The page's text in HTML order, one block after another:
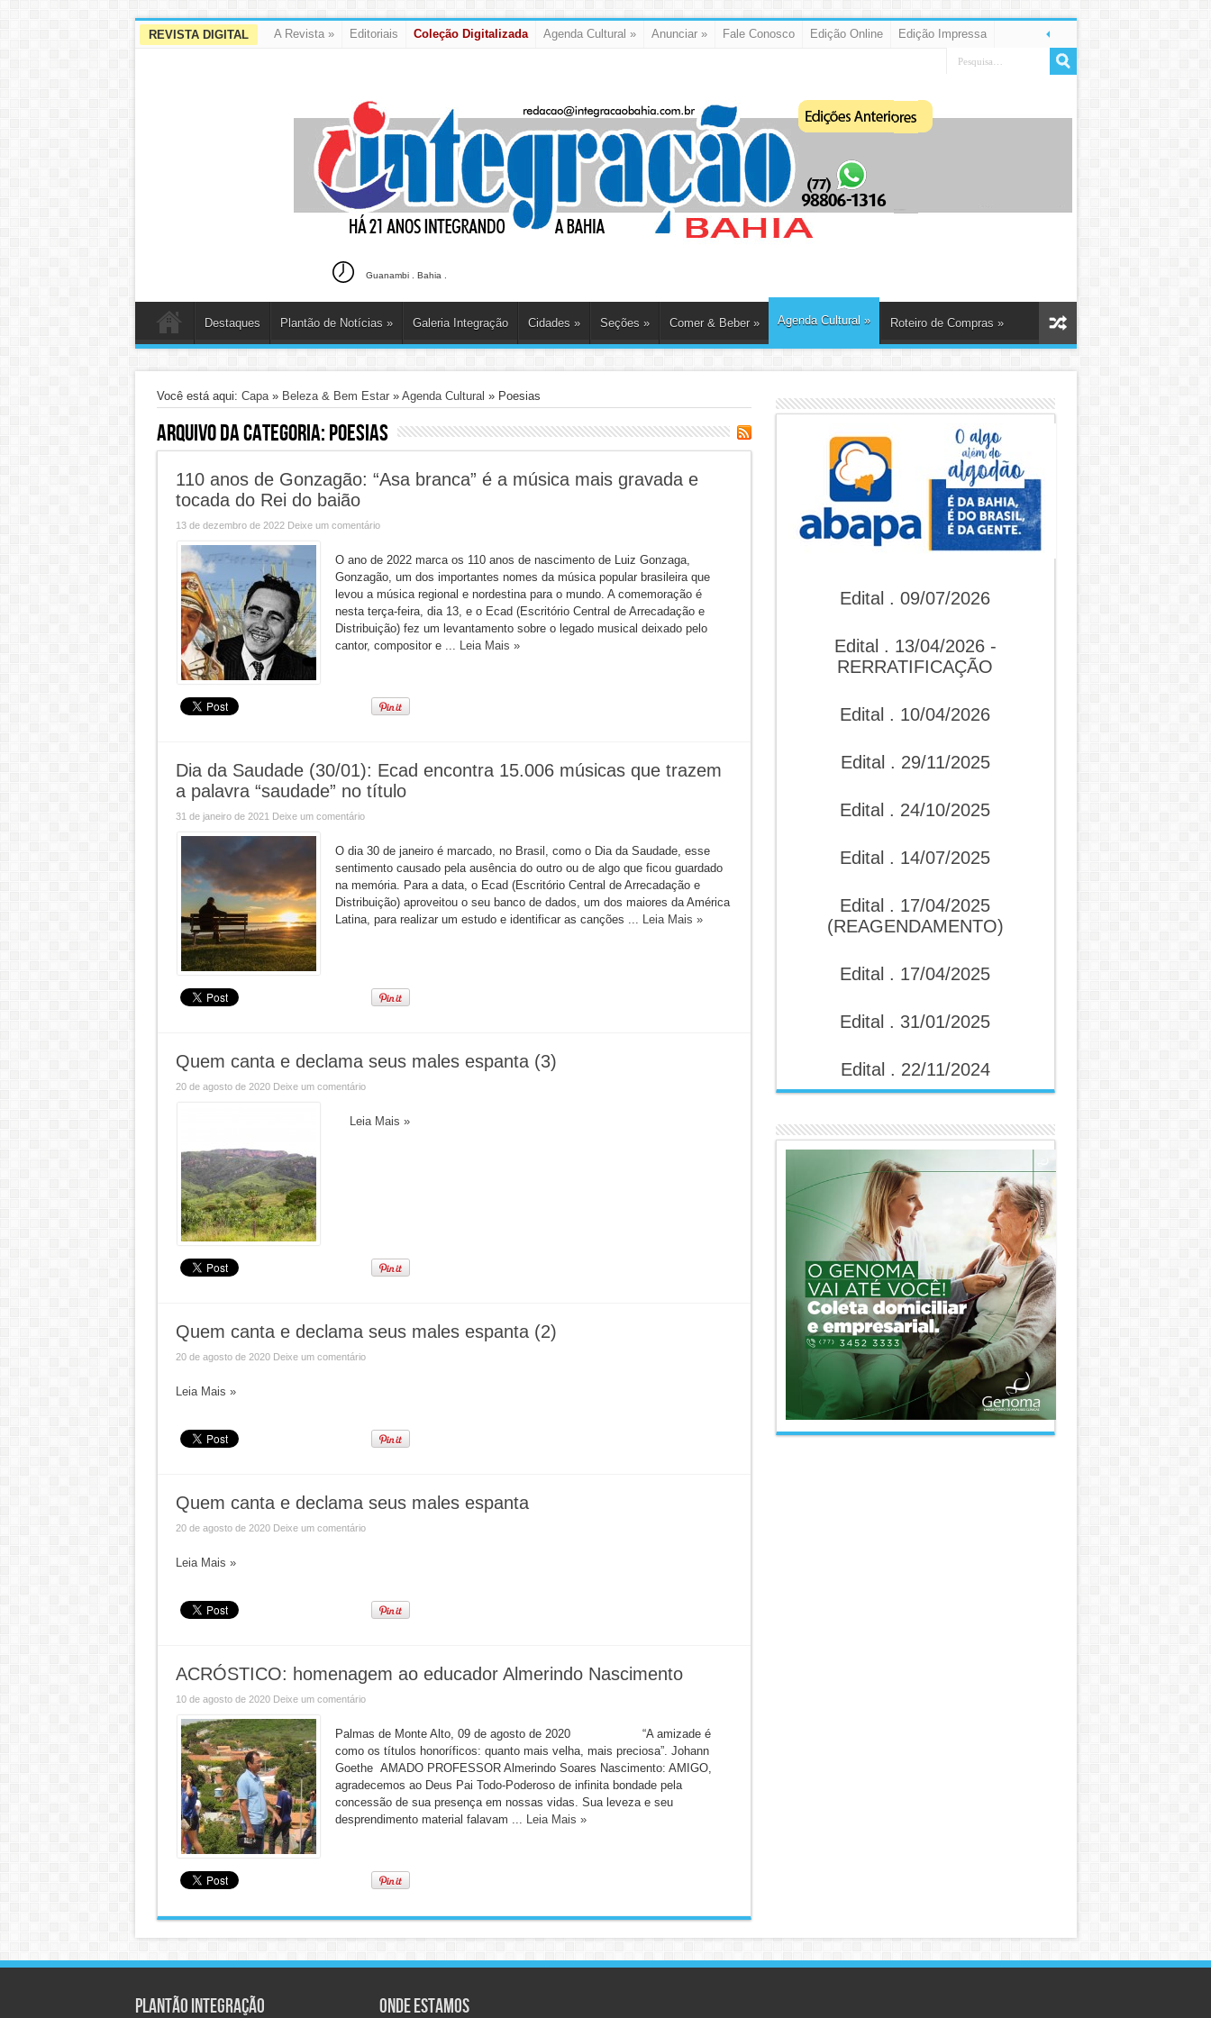
REVISTA DIGITAL A Revista » Editoriais Coleção Digitalizada Agenda Cultural » Anunciar » Fale Conosco Edição Online Edição Impressa
Guanambi . Bahia .
Destaques Plantão de Notícias » Galeria Integração Cidades » Seções » Comer & Beber » Agenda Cultural » Roteiro de Compras »
Você está aqui: Capa» Beleza & Bem Estar» Agenda Cultural » Poesias
Arquivo da categoria:Poesias
110 anos de Gonzagão: “Asa branca” é a música mais gravada e
tocada do Rei do baião
13 de dezembro de 2022 Deixe um comentário
O ano de 2022 marca os 110 anos de nascimento de Luiz Gonzaga,
Gonzagão, um dos importantes nomes da música popular brasileira que
levou a música regional e nordestina para o mundo. A comemoração é
nesta terça-feira, dia 13, e o Ecad (Escritório Central de Arrecadação e
Distribuição) fez um levantamento sobre o legado musical deixado pelo
cantor, compositor e ... Leia Mais »
Dia da Saudade (30/01): Ecad encontra 15.006 músicas que trazem
a palavra “saudade” no título
31 de janeiro de 2021 Deixe um comentário
O dia 30 de janeiro é marcado, no Brasil, como o Dia da Saudade, esse
sentimento causado pela ausência do outro ou de algo que ficou guardado
na memória. Para a data, o Ecad (Escritório Central de Arrecadação e
Distribuição) aproveitou o seu banco de dados, um dos maiores da América
Latina, para realizar um estudo e identificar as canções ... Leia Mais »
Quem canta e declama seus males espanta (3)
20 de agosto de 2020 Deixe um comentário
Leia Mais »
Quem canta e declama seus males espanta (2)
20 de agosto de 2020 Deixe um comentário
Leia Mais »
Quem canta e declama seus males espanta
20 de agosto de 2020 Deixe um comentário
Leia Mais »
ACRÓSTICO: homenagem ao educador Almerindo Nascimento
10 de agosto de 2020 Deixe um comentário
Palmas de Monte Alto, 09 de agosto de 2020 “A amizade é
como os títulos honoríficos: quanto mais velha, mais preciosa”. Johann
Goethe AMADO PROFESSOR Almerindo Soares Nascimento: AMIGO,
agradecemos ao Deus Pai Todo-Poderoso de infinita bondade pela
concessão de sua presença em nossas vidas. Sua leveza e seu
desprendimento material falavam ... Leia Mais »
Edital . 09/07/2026
Edital . 13/04/2026 -
RERRATIFICAÇÃO
Edital . 10/04/2026
Edital . 29/11/2025
Edital . 24/10/2025
Edital . 14/07/2025
Edital . 17/04/2025
(REAGENDAMENTO)
Edital . 17/04/2025
Edital . 31/01/2025
Edital . 22/11/2024
Plantão Integração Onde Estamos